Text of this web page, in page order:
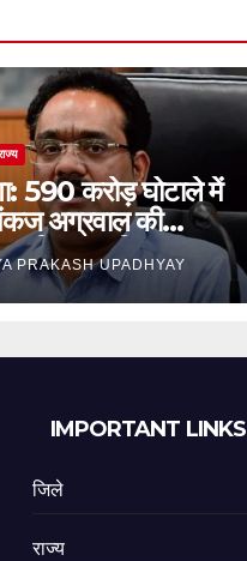
590 करोड़ घोटाले में
अग्रवाल की
खारिज
PRAKASH UPADHYAY
IMPORTANT LINKS
जिले
राज्य